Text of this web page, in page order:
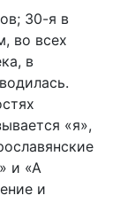
30-я в
во всех
в
«я»,
и «А
и